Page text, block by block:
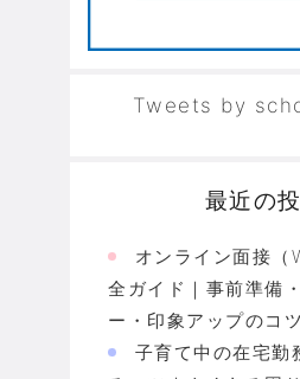
Tweets by
最近の
オンライン面接（
全ガイド｜事前準備
ー・印象アップのコ
子育て中の在宅勤